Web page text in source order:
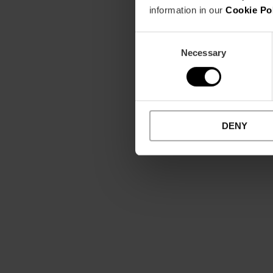
information in our Cookie
Necessary
DENY